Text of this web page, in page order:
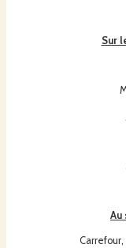
Il ne vous reste
Nous produisons
Nous fabriquons
Sur
Au